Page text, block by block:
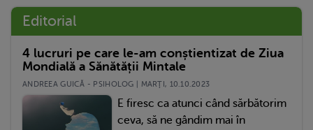
Editorial
4 lucruri pe care le-am conștientizat de Ziua
Mondială a Sănătății Mintale
ANDREEA GUICĂ - PSIHOLOG | MARŢI, 10.10.2023
E firesc ca atunci când sărbătorim
ceva, să ne gândim mai în